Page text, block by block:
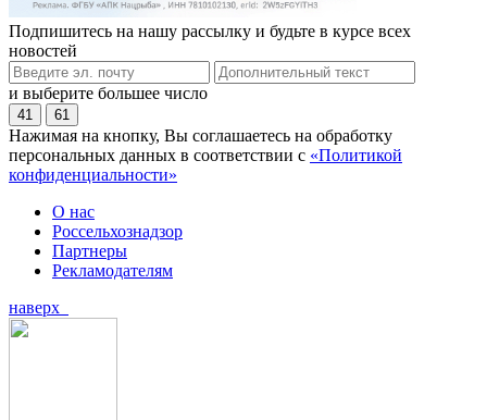
Подпишитесь на нашу рассылку и будьте в курсе всех
новостей
и выберите большее число
41 61
Нажимая на кнопку, Вы соглашаетесь на обработку
персональных данных в соответствии с «Политикой
конфиденциальности»
О нас
Россельхознадзор
Партнеры
Рекламодателям
наверх